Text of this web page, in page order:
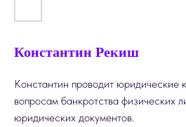
Константин Рекиш
Константин проводит юридические
вопросам банкротства физических
юридических документов.